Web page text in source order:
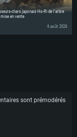
chars japonais Ho-Ri de l'arbre
en vente
6 août 2026
sont prémodérés